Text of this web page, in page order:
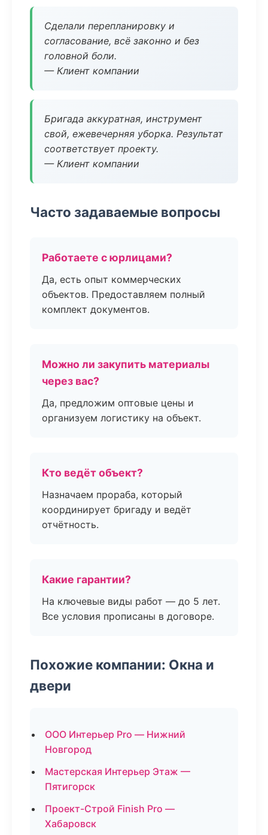
Сделали перепланировку и
согласование, всё законно и без
головной боли.
— Клиент компании
Бригада аккуратная, инструмент
свой, ежевечерняя уборка. Результат
соответствует проекту.
— Клиент компании
Часто задаваемые вопросы
Работаете с юрлицами?
Да, есть опыт коммерческих
объектов. Предоставляем полный
комплект документов.
Можно ли закупить материалы
через вас?
Да, предложим оптовые цены и
организуем логистику на объект.
Кто ведёт объект?
Назначаем прораба, который
координирует бригаду и ведёт
отчётность.
Какие гарантии?
На ключевые виды работ — до 5 лет.
Все условия прописаны в договоре.
Похожие компании: Окна и
двери
ООО Интерьер Pro — Нижний
Новгород
Мастерская Интерьер Этаж —
Пятигорск
Проект-Строй Finish Pro —
Хабаровск